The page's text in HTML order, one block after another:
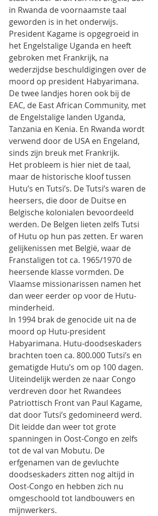
in Rwanda de voornaamste taal
geworden is in het onderwijs.
President Kagame is opgegroeid in
het Engelstalige Uganda en heeft
gebroken met Frankrijk, na
wederzijdse beschuldigingen over de
moord op president Habyarimana.
De twee landjes horen ook bij de
EAC, de East African Community, met
de Engelstalige landen Uganda,
Tanzania en Kenia. En Rwanda wordt
verwend door de USA en Engeland,
sinds zijn breuk met Frankrijk.
Het probleem is hier niet de taal,
maar de historische kloof tussen
Hutu’s en Tutsi’s. De Tutsi’s waren de
heersers, die door de Duitse en
Belgische kolonialen bevoordeeld
werden. De Belgen lieten zelfs Tutsi
of Hutu op hun pas zetten. Er waren
gelijkenissen met België, waar de
Franstaligen tot ca. 1965/1970 de
heersende klasse vormden. De
Vlaamse missionarissen namen het
dan weer eerder op voor de Hutu-
minderheid.
In 1994 brak de genocide uit na de
moord op Hutu-president
Habyarimana. Hutu-doodseskaders
brachten toen ca. 800.000 Tutsi’s en
gematigde Hutu’s om op 100 dagen.
Uiteindelijk werden ze naar Congo
verdreven door het Rwandees
Patriottisch Front van Paul Kagame,
dat door Tutsi’s gedomineerd werd.
Dit leidde dan weer tot grote
spanningen in Oost-Congo en zelfs
tot de val van Mobutu. De
erfgenamen van de gevluchte
doodseskaders zitten nog altijd in
Oost-Congo en hebben zich nu
omgeschoold tot landbouwers en
mijnwerkers.